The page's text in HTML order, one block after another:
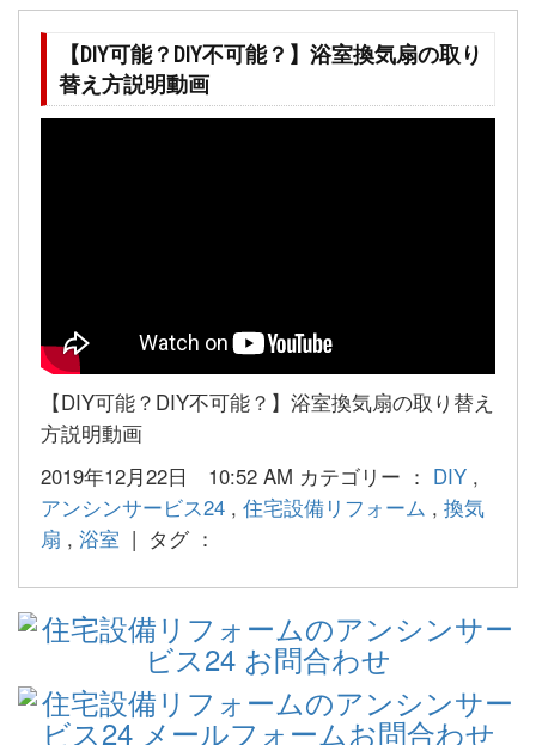
【DIY可能？DIY不可能？】浴室換気扇の取り
替え方説明動画
【DIY可能？DIY不可能？】浴室換気扇の取り替え
方説明動画
2019年12月22日 10:52 AM カテゴリー ： DIY ,
アンシンサービス24 , 住宅設備リフォーム , 換気
扇 , 浴室 | タグ ：